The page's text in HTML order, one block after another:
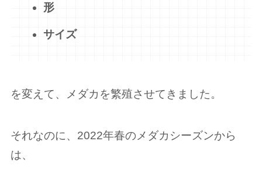
形
サイズ
を変えて、メダカを繁殖させてきました。
それなのに、2022年春のメダカシーズンから
は、